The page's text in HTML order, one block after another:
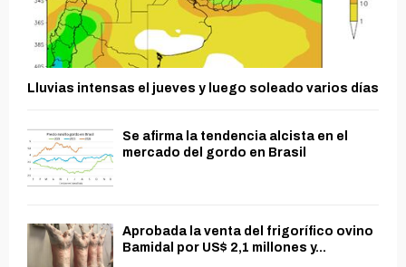
Lluvias intensas el jueves y luego soleado varios días
Se afirma la tendencia alcista en el
mercado del gordo en Brasil
Aprobada la venta del frigorífico ovino
Bamidal por US$ 2,1 millones y...